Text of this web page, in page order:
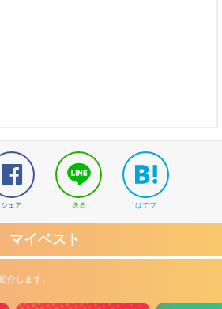
シェア 送る はてブ
マイベスト
介します。